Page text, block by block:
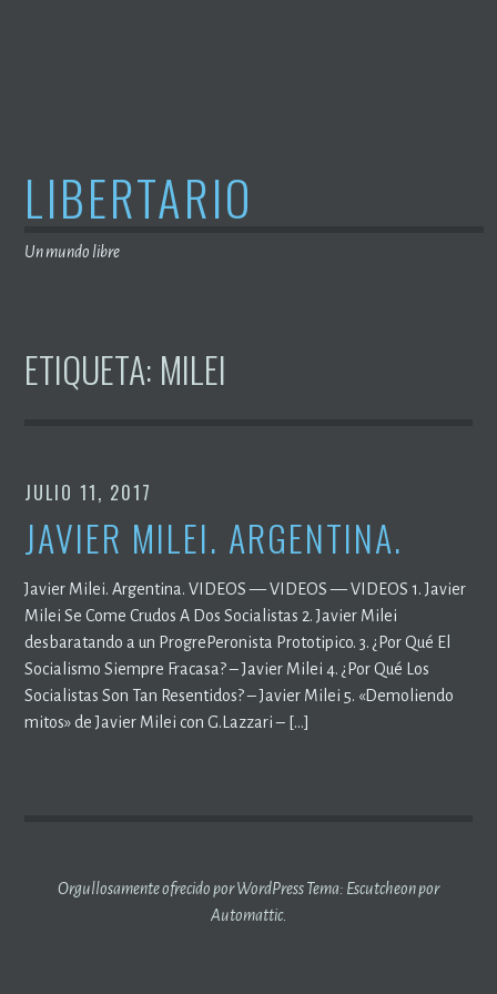
LIBERTARIO
Un mundo libre
ETIQUETA: MILEI
JULIO 11, 2017
JAVIER MILEI. ARGENTINA.
Javier Milei. Argentina. VIDEOS — VIDEOS — VIDEOS 1. Javier
Milei Se Come Crudos A Dos Socialistas 2. Javier Milei
desbaratando a un ProgrePeronista Prototipico. 3. ¿Por Qué El
Socialismo Siempre Fracasa? – Javier Milei 4. ¿Por Qué Los
Socialistas Son Tan Resentidos? – Javier Milei 5. «Demoliendo
mitos» de Javier Milei con G.Lazzari – […]
Orgullosamente ofrecido por WordPressTema: Escutcheon por
Automattic.